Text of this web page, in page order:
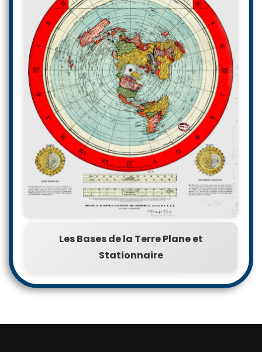
Les Bases de la Terre Plane et
Stationnaire